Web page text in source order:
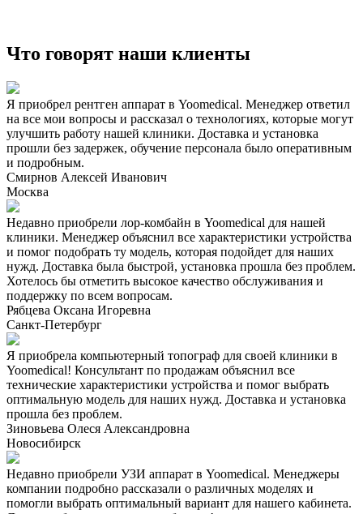
Что говорят наши клиенты
Я приобрел рентген аппарат в Yoomedical. Менеджер ответил
на все мои вопросы и рассказал о технологиях, которые могут
улучшить работу нашей клиники. Доставка и установка
прошли без задержек, обучение персонала было оперативным
и подробным.
Смирнов Алексей Иванович
Москва
Недавно приобрели лор-комбайн в Yoomedical для нашей
клиники. Менеджер объяснил все характеристики устройства
и помог подобрать ту модель, которая подойдет для наших
нужд. Доставка была быстрой, установка прошла без проблем.
Хотелось бы отметить высокое качество обслуживания и
поддержку по всем вопросам.
Рябцева Оксана Игоревна
Санкт-Петербург
Я приобрела компьютерный топограф для своей клиники в
Yoomedical! Консультант по продажам объяснил все
технические характеристики устройства и помог выбрать
оптимальную модель для наших нужд. Доставка и установка
прошла без проблем.
Зиновьева Олеся Александровна
Новосибирск
Недавно приобрели УЗИ аппарат в Yoomedical. Менеджеры
компании подробно рассказали о различных моделях и
помогли выбрать оптимальный вариант для нашего кабинета.